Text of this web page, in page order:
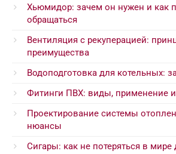
Хьюмидор: зачем он нужен и как
обращаться
Вентиляция с рекуперацией:
преимущества
Водоподготовка для котельных:
Фитинги ПВХ: виды, применение
Проектирование системы
нюансы
Сигары: как не потеряться в